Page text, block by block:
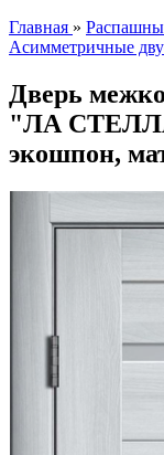
Главная »
Асимметричные
Дверь
"ЛА СТЕЛЛА
экошпон,